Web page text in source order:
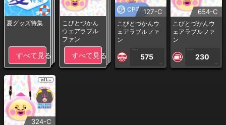
夏グッズ特集
すべて見る
こびとづかん
ウェアラブル
ファン
すべて見る
CP専用127-C
こびとづかんウ
ェアラブルファ
ン
1PLAY
575
CP
654-C
こびとづかんウ
ェアラブルファ
ン
1PLAY
230
CP
324-C